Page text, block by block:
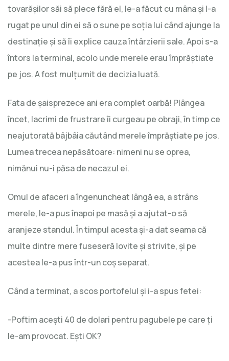
tovarășilor săi să plece fără el, le-a făcut cu mâna și l-a
rugat pe unul din ei să o sune pe soția lui când ajunge la
destinație și să îi explice cauza întârzierii sale. Apoi s-a
întors la terminal, acolo unde merele erau împrăștiate
pe jos. A fost mulțumit de decizia luată.
Fata de șaisprezece ani era complet oarbă! Plângea
încet, lacrimi de frustrare îi curgeau pe obraji, în timp ce
neajutorată bâjbâia căutând merele împrăştiate pe jos.
Lumea trecea nepăsătoare: nimeni nu se oprea,
nimănui nu-i păsa de necazul ei.
Omul de afaceri a îngenuncheat lângă ea, a strâns
merele, le-a pus înapoi pe masă și a ajutat-o să
aranjeze standul. În timpul acesta și-a dat seama că
multe dintre mere fuseseră lovite și strivite, și pe
acestea le-a pus într-un coș separat.
Când a terminat, a scos portofelul și i-a spus fetei:
-Poftim acești 40 de dolari pentru pagubele pe care ți
le-am provocat. Ești OK?